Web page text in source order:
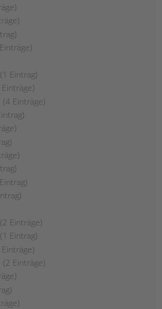
Eintrag)
Einträge)
Einträge)
Eintrag)
Einträge)